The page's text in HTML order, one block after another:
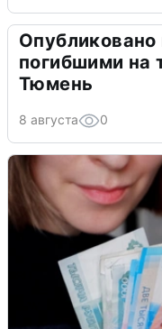
погибшими на
Тюмень
8 августа 0